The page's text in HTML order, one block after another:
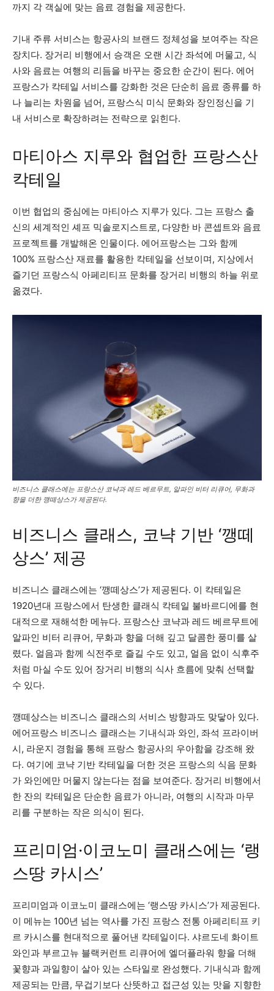
까지 각 객실에 맞는 음료 경험을 제공한다.
기내 주류 서비스는 항공사의 브랜드 정체성을 보여주는 작은
장치다. 장거리 비행에서 승객은 오랜 시간 좌석에 머물고, 식
사와 음료는 여행의 리듬을 바꾸는 중요한 순간이 된다. 에어
프랑스가 칵테일 서비스를 강화한 것은 단순히 음료 종류를 하
나 늘리는 차원을 넘어, 프랑스식 미식 문화와 장인정신을 기
내 서비스로 확장하려는 전략으로 읽힌다.
마티아스 지루와 협업한 프랑스산
칵테일
이번 협업의 중심에는 마티아스 지루가 있다. 그는 프랑스 출
신의 세계적인 셰프 믹솔로지스트로, 다양한 바 콘셉트와 음료
프로젝트를 개발해온 인물이다. 에어프랑스는 그와 함께
100% 프랑스산 재료를 활용한 칵테일을 선보이며, 지상에서
즐기던 프랑스식 아페리티프 문화를 장거리 비행의 하늘 위로
옮겼다.
비즈니스 클래스에는 프랑스산 코냑과 레드 베르무트, 알파인 비터 리큐어, 무화과
향을 더한 깽떼상스가 제공된다.
비즈니스 클래스, 코냑 기반 ‘깽떼
상스’ 제공
비즈니스 클래스에는 ‘깽떼상스’가 제공된다. 이 칵테일은
1920년대 프랑스에서 탄생한 클래식 칵테일 불바르디에를 현
대적으로 재해석한 메뉴다. 프랑스산 코냑과 레드 베르무트에
알파인 비터 리큐어, 무화과 향을 더해 깊고 달콤한 풍미를 살
렸다. 얼음과 함께 식전주로 즐길 수도 있고, 얼음 없이 식후주
처럼 마실 수도 있어 장거리 비행의 식사 흐름에 맞춰 선택할
수 있다.
깽떼상스는 비즈니스 클래스의 서비스 방향과도 맞닿아 있다.
에어프랑스 비즈니스 클래스는 기내식과 와인, 좌석 프라이버
시, 라운지 경험을 통해 프랑스 항공사의 우아함을 강조해 왔
다. 여기에 코냑 기반 칵테일을 더한 것은 프랑스의 식음 문화
가 와인에만 머물지 않는다는 점을 보여준다. 장거리 비행에서
한 잔의 칵테일은 단순한 음료가 아니라, 여행의 시작과 마무
리를 구분하는 작은 의식이 된다.
프리미엄·이코노미 클래스에는 ‘랭
스땅 카시스’
프리미엄과 이코노미 클래스에는 ‘랭스땅 카시스’가 제공된다.
이 메뉴는 100년 넘는 역사를 가진 프랑스 전통 아페리티프 키
르 카시스를 현대적으로 풀어낸 칵테일이다. 샤르도네 화이트
와인과 부르고뉴 블랙커런트 리큐어에 엘더플라워 향을 더해
꽃향과 과일향이 살아 있는 스타일로 완성했다. 기내식과 함께
제공되는 만큼, 무겁기보다 산뜻하고 접근성 있는 맛을 지향한